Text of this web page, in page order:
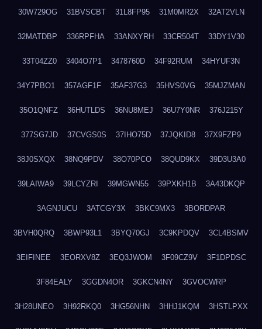
30W729OG 31BVSCBT 31L8FP95 31M0MR2X 32AT2VLN
32MATDBP 336RPFHA 33ANXYRH 33CR504T 33DY1V30
33T04ZZ0 3404O7P1 3478760D 34F92RUM 34HYUF3N
34Y7PBO1 357AGF1F 35AF37G3 35HVS0VG 35MJZMAN
35O1QNFZ 36HUTLDS 36NU8MEJ 36U7Y0NR 376J215Y
377SG7JD 37CVGS0S 37IHO75D 37JQKID8 37X9FZP9
38J0SXQX 38NQ9PDV 38O70PCO 38QUD9KX 39D3U3A0
39LAIWA9 39LCYZRI 39MGWN55 39PXKH1B 3A43DKQP
3AGNJUCU 3ATCGY3X 3BKC9MX3 3BORDPAR
3BVH0QRQ 3BWP93L1 3BYQ70GJ 3C9KPDQV 3CL4BSMV
3EIFINEE 3EORXV8Z 3EQ3JWOM 3F09CZ9V 3F1DPDSC
3F84EALY 3GGDN4OR 3GKCN4NY 3GVOCWRP
3H28UNEO 3H92RKQ0 3HG56NHN 3HHJ1KQM 3HSTLPXX